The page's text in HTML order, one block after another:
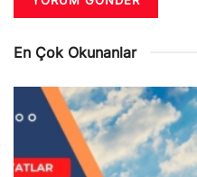
En Çok Okunanlar